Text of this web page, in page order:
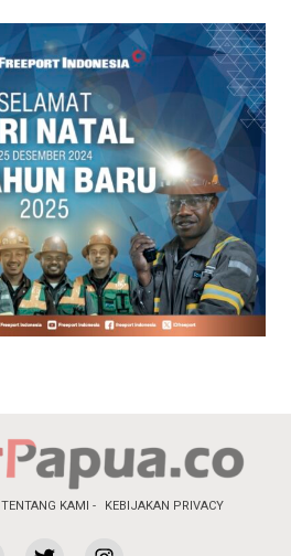
TENTANG KAMI KEBIJAKAN PRIVACY